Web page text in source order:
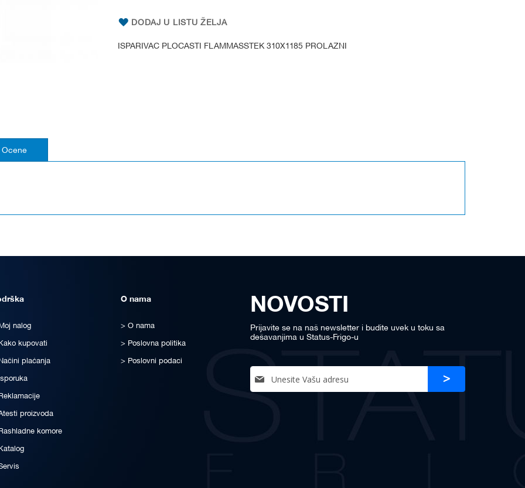
DODAJ U LISTU ŽELJA
ISPARIVAC PLOCASTI FLAMMASSTEK 310X1185 PROLAZNI
Ocene
Moj nalog
Kako kupovati
Načini plaćanja
Isporuka
Reklamacije
proizvoda
Rashladne komore
Katalog
O nama
O nama
Poslovna politika
Poslovni podaci
NOVOSTI
Prijavite se na naš newsletter i budite uvek u toku sa
dešavanjima u Status-Frigo-u
Up
Prijava